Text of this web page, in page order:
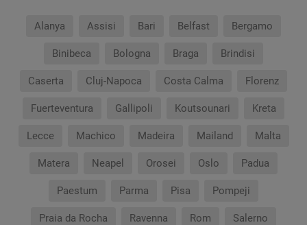
Alanya Assisi Bari Belfast Bergamo
Binibeca Bologna Braga Brindisi
Caserta Cluj-Napoca Costa Calma Florenz
Fuerteventura Gallipoli Koutsounari Kreta
Lecce Machico Madeira Mailand Malta
Matera Neapel Orosei Oslo Padua
Paestum Parma Pisa Pompeji
Praia da Rocha Ravenna Rom Salerno